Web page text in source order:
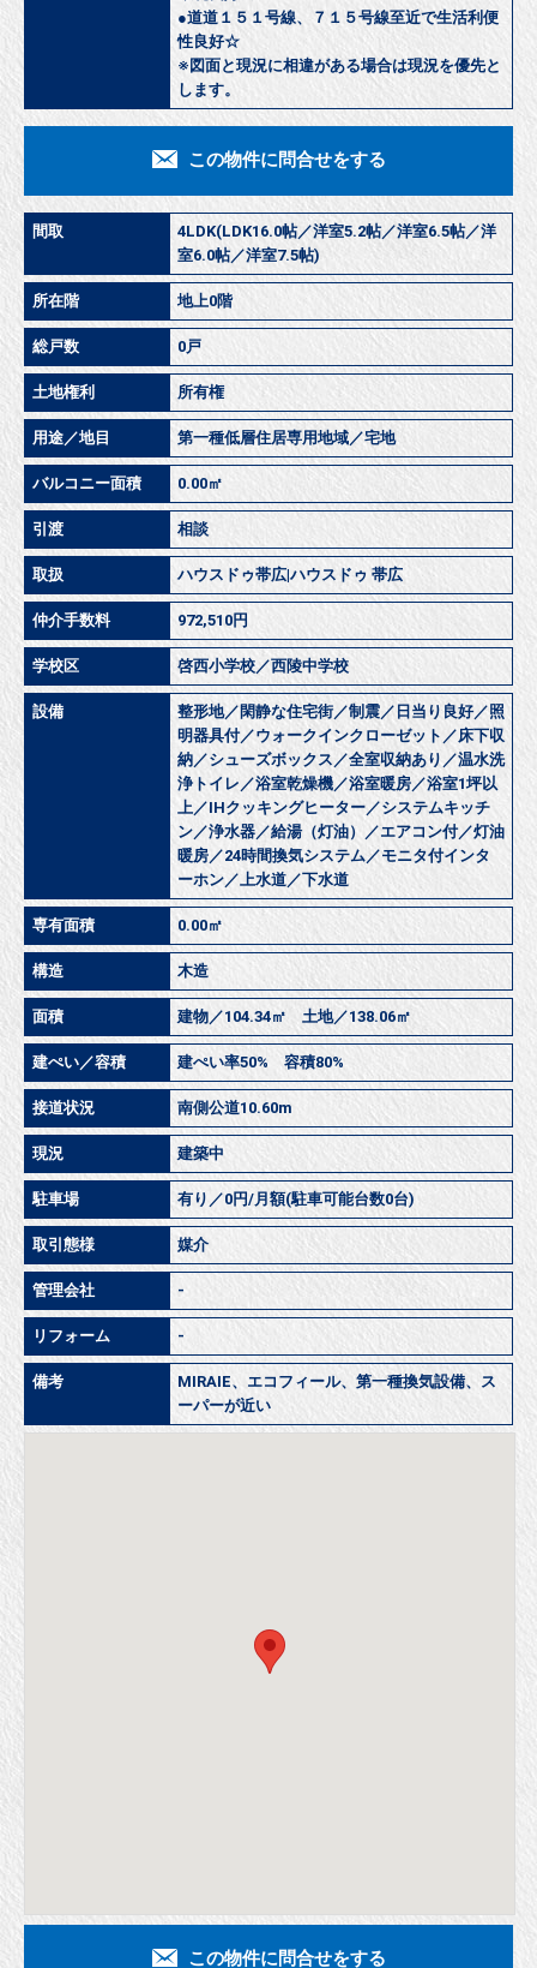
●道道１５１号線、７１５号線至近で生活利便
性良好☆
※図面と現況に相違がある場合は現況を優先と
します。
この物件に問合せをする
間取
4LDK(LDK16.0帖／洋室5.2帖／洋室6.5帖／洋
室6.0帖／洋室7.5帖)
所在階 地上0階
総戸数 0戸
土地権利 所有権
用途／地目 第一種低層住居専用地域／宅地
バルコニー面積 0.00㎡
引渡 相談
取扱 ハウスドゥ帯広|ハウスドゥ 帯広
仲介手数料 972,510円
学校区 啓西小学校／西陵中学校
設備
整形地／閑静な住宅街／制震／日当り良好／照
明器具付／ウォークインクローゼット／床下収
納／シューズボックス／全室収納あり／温水洗
浄トイレ／浴室乾燥機／浴室暖房／浴室1坪以
上／IHクッキングヒーター／システムキッチ
ン／浄水器／給湯（灯油）／エアコン付／灯油
暖房／24時間換気システム／モニタ付インタ
ーホン／上水道／下水道
専有面積 0.00㎡
構造 木造
面積 建物／104.34㎡ 土地／138.06㎡
建ぺい／容積 建ぺい率50% 容積80%
接道状況 南側公道10.60m
現況 建築中
駐車場 有り／0円/月額(駐車可能台数0台)
取引態様 媒介
管理会社 -
リフォーム -
備考
MIRAIE、エコフィール、第一種換気設備、ス
ーパーが近い
この物件に問合せをする